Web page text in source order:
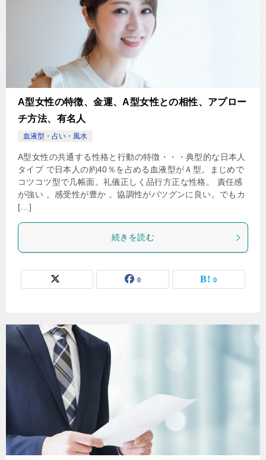
A型女性の特徴、金運、A型女性との相性、アプロー
チ方法、有名人
血液型・占い・風水
A型女性の共通する性格と行動の特徴・・・典型的な日本人
タイプ で日本人の約40％を占める血液型がＡ型。まじめで
コツコツ型で几帳面。礼儀正しく品行方正な性格。 責任感
が強い 。感受性が豊か 。協調性がバツグンに良い。でもカ
[…]
続きを読む
0 0